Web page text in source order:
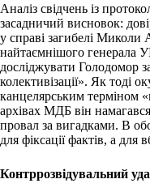
Аналіз свідчень із
засадничий висновок:
у справі загибелі
найтаємнішого генерала
досліджувати Голодомор
колективізації». Як тоді
канцелярським терміном
архівах МДБ він
провал за вигадками. В
для фіксації фактів, а для
Контррозвідувальний